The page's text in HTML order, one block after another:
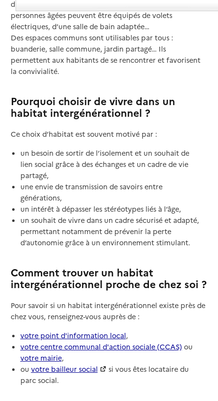
différentes générations. Par exemple, ceux destinés aux
personnes âgées peuvent être équipés de volets
électriques, d’une salle de bain adaptée…
Des espaces communs sont utilisables par tous :
buanderie, salle commune, jardin partagé… Ils
permettent aux habitants de se rencontrer et favorisent
la convivialité.
Pourquoi choisir de vivre dans un
habitat intergénérationnel ?
Ce choix d’habitat est souvent motivé par :
un besoin de sortir de l’isolement et un souhait de
lien social grâce à des échanges et un cadre de vie
partagé,
une envie de transmission de savoirs entre
générations,
un intérêt à dépasser les stéréotypes liés à l’âge,
un souhait de vivre dans un cadre sécurisé et adapté,
permettant notamment de prévenir la perte
d’autonomie grâce à un environnement stimulant.
Comment trouver un habitat
intergénérationnel proche de chez soi ?
Pour savoir si un habitat intergénérationnel existe près de
chez vous, renseignez-vous auprès de :
votre point d'information local,
votre centre communal d'action sociale (CCAS) ou
votre mairie,
ou votre bailleur social
si vous êtes locataire du
parc social.